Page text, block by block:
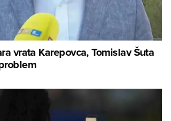
vrata Karepovca, Tomislav Šuta